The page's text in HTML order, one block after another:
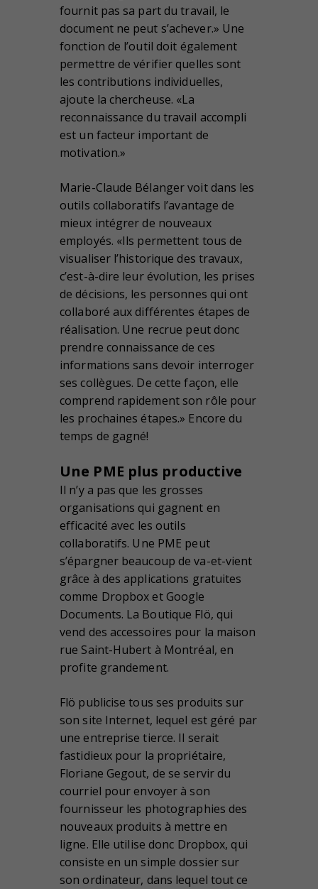
fournit pas sa part du travail, le
document ne peut s’achever.» Une
fonction de l’outil doit également
permettre de vérifier quelles sont
les contributions individuelles,
ajoute la chercheuse. «La
reconnaissance du travail accompli
est un facteur important de
motivation.»
Marie-Claude Bélanger voit dans les
outils collaboratifs l’avantage de
mieux intégrer de nouveaux
employés. «Ils permettent tous de
visualiser l’historique des travaux,
c’est-à-dire leur évolution, les prises
de décisions, les personnes qui ont
collaboré aux différentes étapes de
réalisation. Une recrue peut donc
prendre connaissance de ces
informations sans devoir interroger
ses collègues. De cette façon, elle
comprend rapidement son rôle pour
les prochaines étapes.» Encore du
temps de gagné!
Une PME plus productive
Il n’y a pas que les grosses
organisations qui gagnent en
efficacité avec les outils
collaboratifs. Une PME peut
s’épargner beaucoup de va-et-vient
grâce à des applications gratuites
comme Dropbox et Google
Documents. La Boutique Flö, qui
vend des accessoires pour la maison
rue Saint-Hubert à Montréal, en
profite grandement.
Flö publicise tous ses produits sur
son site Internet, lequel est géré par
une entreprise tierce. Il serait
fastidieux pour la propriétaire,
Floriane Gegout, de se servir du
courriel pour envoyer à son
fournisseur les photographies des
nouveaux produits à mettre en
ligne. Elle utilise donc Dropbox, qui
consiste en un simple dossier sur
son ordinateur, dans lequel tout ce